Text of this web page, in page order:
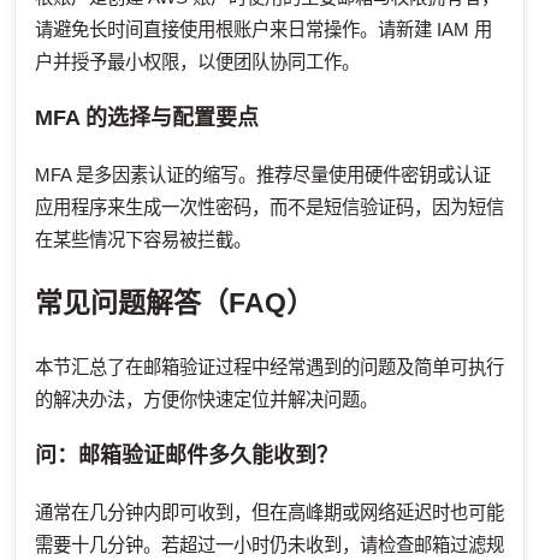
请避免长时间直接使用根账户来日常操作。请新建 IAM 用
户并授予最小权限，以便团队协同工作。
MFA 的选择与配置要点
MFA 是多因素认证的缩写。推荐尽量使用硬件密钥或认证
应用程序来生成一次性密码，而不是短信验证码，因为短信
在某些情况下容易被拦截。
常见问题解答（FAQ）
本节汇总了在邮箱验证过程中经常遇到的问题及简单可执行
的解决办法，方便你快速定位并解决问题。
问：邮箱验证邮件多久能收到？
通常在几分钟内即可收到，但在高峰期或网络延迟时也可能
需要十几分钟。若超过一小时仍未收到，请检查邮箱过滤规